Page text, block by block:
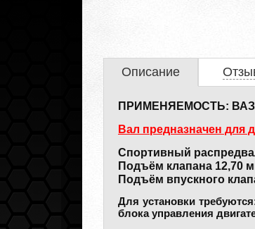
Описание
ПРИМЕНЯЕМОСТЬ: ВАЗ
Вал предназначен для
Спортивный
Подъём клапана 12,70
Подъём впускного
Для установки
блока управления